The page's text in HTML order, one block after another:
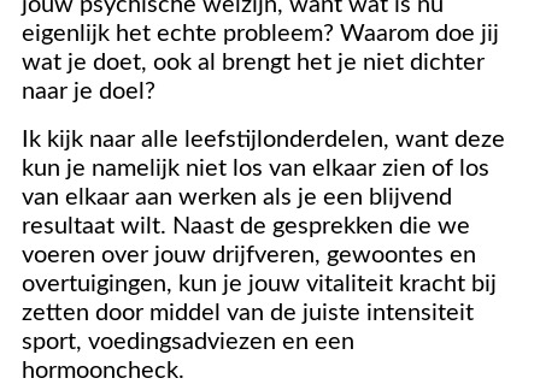
jouw psychische welzijn, want wat is nu
eigenlijk het echte probleem? Waarom doe jij
wat je doet, ook al brengt het je niet dichter
naar je doel?
Ik kijk naar alle leefstijlonderdelen, want deze
kun je namelijk niet los van elkaar zien of los
van elkaar aan werken als je een blijvend
resultaat wilt. Naast de gesprekken die we
voeren over jouw drijfveren, gewoontes en
overtuigingen, kun je jouw vitaliteit kracht bij
zetten door middel van de juiste intensiteit
sport, voedingsadviezen en een
hormooncheck.